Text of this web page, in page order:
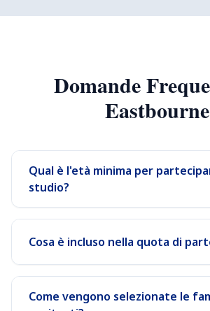
Domande
Eastbourne
Qual è l'età minima per
studio?
Cosa è incluso nella quota di
Come vengono selezionate le